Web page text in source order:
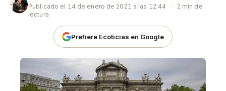
Publicado el 14 de enero de 2021 a las 12:44 ·
2 min de
lectura
Prefiere Ecoticias en Google